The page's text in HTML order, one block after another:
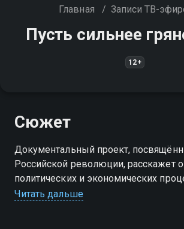
Главная / Записи ТВ-
Пусть сильнее
12+
Сюжет
Документальный проект,
Российской революции, расскажет
политических и экономических
происходили в начале ХХ века
Читать дальше